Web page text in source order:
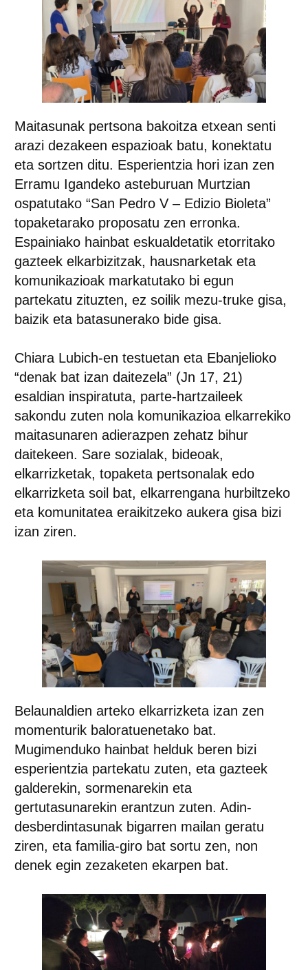
Maitasunak pertsona bakoitza etxean senti
arazi dezakeen espazioak batu, konektatu
eta sortzen ditu. Esperientzia hori izan zen
Erramu Igandeko asteburuan Murtzian
ospatutako “San Pedro V – Edizio Bioleta”
topaketarako proposatu zen erronka.
Espainiako hainbat eskualdetatik etorritako
gazteek elkarbizitzak, hausnarketak eta
komunikazioak markatutako bi egun
partekatu zituzten, ez soilik mezu-truke gisa,
baizik eta batasunerako bide gisa.
Chiara Lubich-en testuetan eta Ebanjelioko
“denak bat izan daitezela” (Jn 17, 21)
esaldian inspiratuta, parte-hartzaileek
sakondu zuten nola komunikazioa elkarrekiko
maitasunaren adierazpen zehatz bihur
daitekeen. Sare sozialak, bideoak,
elkarrizketak, topaketa pertsonalak edo
elkarrizketa soil bat, elkarrengana hurbiltzeko
eta komunitatea eraikitzeko aukera gisa bizi
izan ziren.
Belaunaldien arteko elkarrizketa izan zen
momenturik baloratuenetako bat.
Mugimenduko hainbat helduk beren bizi
esperientzia partekatu zuten, eta gazteek
galderekin, sormenarekin eta
gertutasunarekin erantzun zuten. Adin-
desberdintasunak bigarren mailan geratu
ziren, eta familia-giro bat sortu zen, non
denek egin zezaketen ekarpen bat.